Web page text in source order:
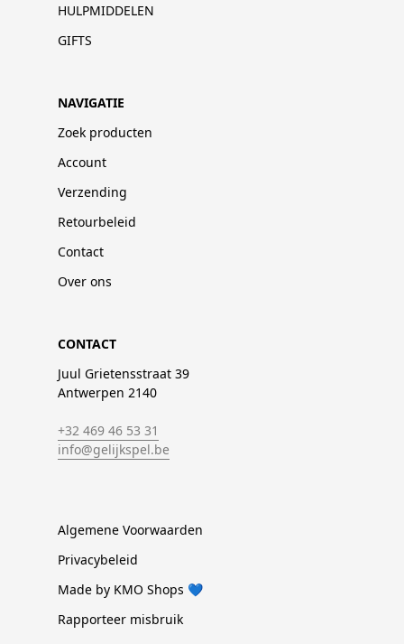
HULPMIDDELEN
GIFTS
NAVIGATIE
Zoek producten
Account
Verzending
Retourbeleid
Contact
Over ons
CONTACT
Juul Grietensstraat 39
Antwerpen 2140
+32 469 46 53 31
info@gelijkspel.be
Algemene Voorwaarden
Privacybeleid
Made by KMO Shops 💙
Rapporteer misbruik